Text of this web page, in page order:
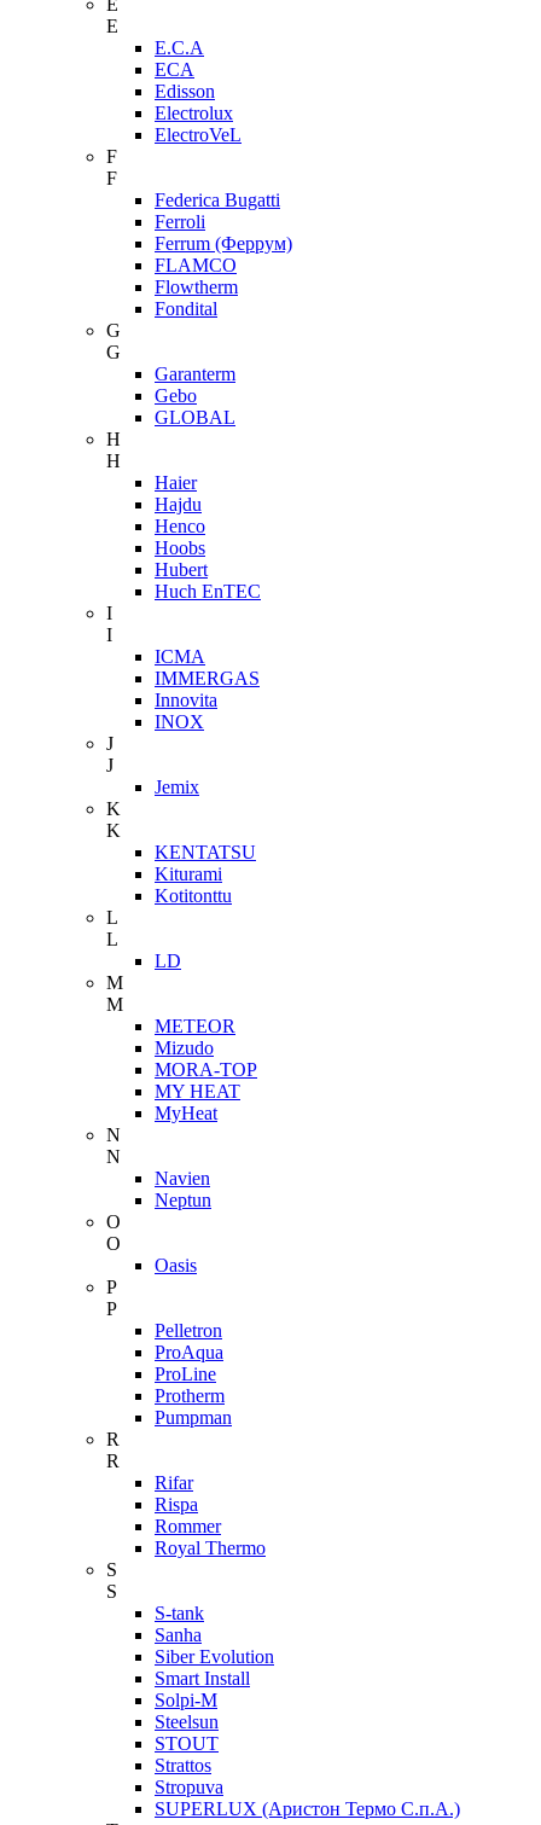
E
E
E.C.A
ECA
Edisson
Electrolux
ElectroVeL
F
F
Federica Bugatti
Ferroli
Ferrum (Феррум)
FLAMCO
Flowtherm
Fondital
G
G
Garanterm
Gebo
GLOBAL
H
H
Haier
Hajdu
Henco
Hoobs
Hubert
Huch EnTEC
I
I
ICMA
IMMERGAS
Innovita
INOX
J
J
Jemix
K
K
KENTATSU
Kiturami
Kotitonttu
L
L
LD
M
M
METEOR
Mizudo
MORA-TOP
MY HEAT
MyHeat
N
N
Navien
Neptun
O
O
Oasis
P
P
Pelletron
ProAqua
ProLine
Protherm
Pumpman
R
R
Rifar
Rispa
Rommer
Royal Thermo
S
S
S-tank
Sanha
Siber Evolution
Smart Install
Solpi-M
Steelsun
STOUT
Strattos
Stropuva
SUPERLUX (Аристон Термо С.п.А.)